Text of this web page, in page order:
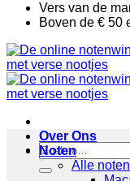
Vers van de
Boven de € 50
Zoeken
naar:
Over Ons
Noten
Alle noten